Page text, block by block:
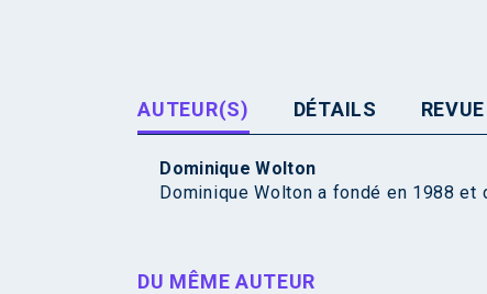
AUTEUR(S) DÉTAILS
Dominique Wolton
Dominique Wolton a fondé en 1988 et
DU MÊME AUTEUR